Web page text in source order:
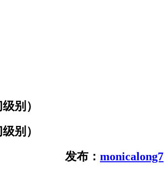
别）
别）
发布： monicalong7